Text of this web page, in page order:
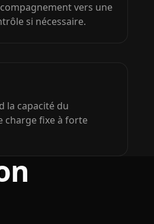
vers une
si nécessaire.
la capacité du
charge fixe à forte